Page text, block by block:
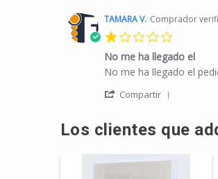
TAMARA V. Comprador
No me ha llegado el
Review by TAMARA V. on
review stating No me ha
No me ha llegado el
Compartir
Los clientes que